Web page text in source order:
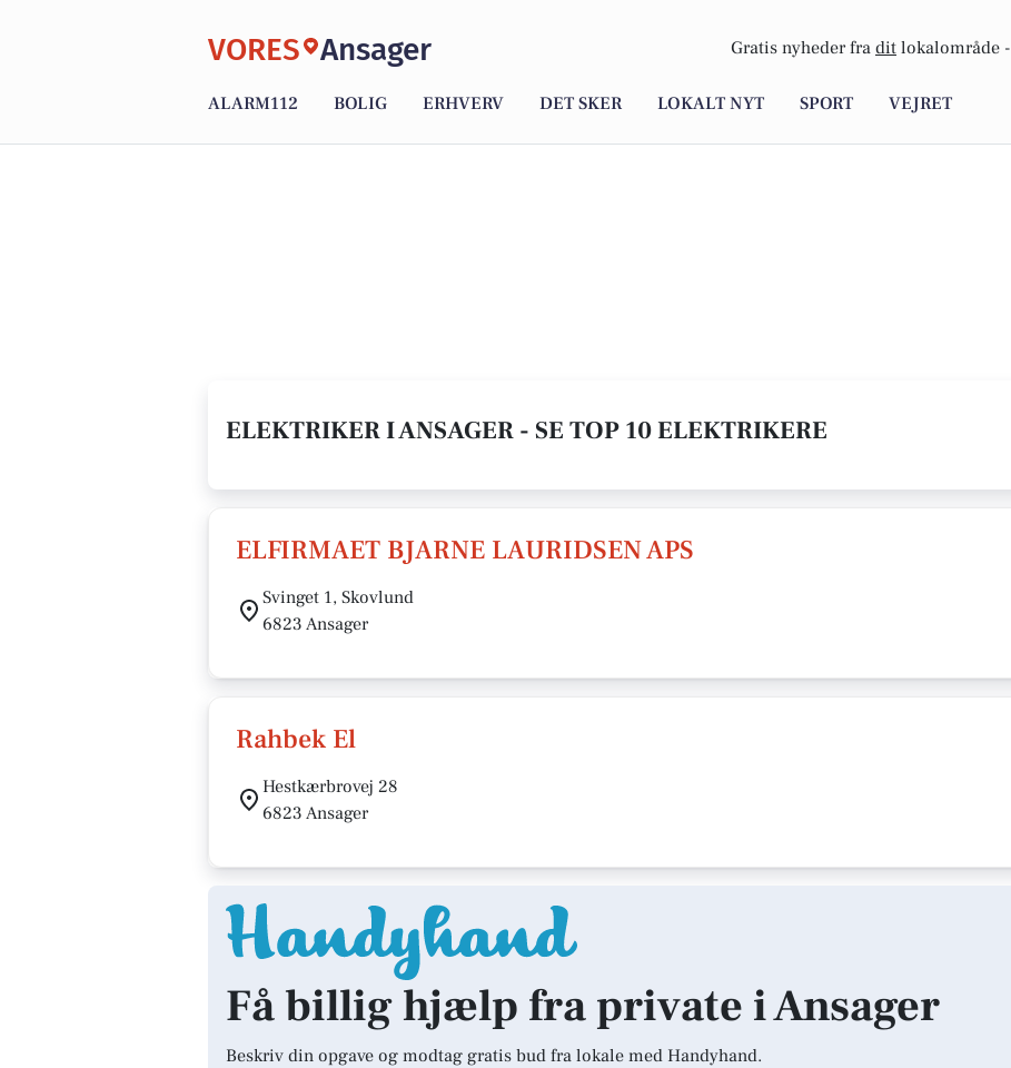
VORES Ansager Gratis nyheder fra dit lokalområde -
ALARM112 BOLIG ERHVERV DET SKER LOKALT NYT SPORT VEJRET
ELEKTRIKER I ANSAGER - SE TOP 10 ELEKTRIKERE
ELFIRMAET BJARNE LAURIDSEN APS
Svinget 1, Skovlund
6823 Ansager
Rahbek El
Hestkærbrovej 28
6823 Ansager
Få billig hjælp fra private i Ansager
Beskriv din opgave og modtag gratis bud fra lokale med Handyhand.